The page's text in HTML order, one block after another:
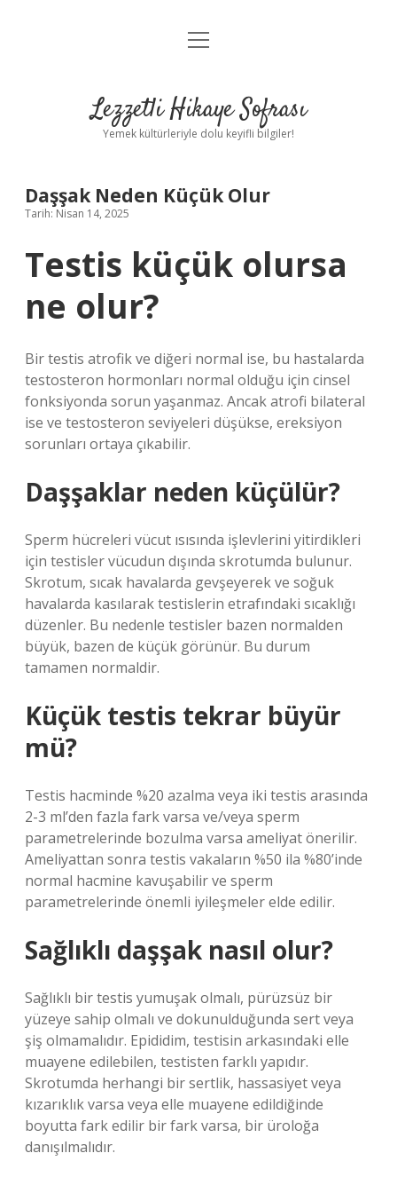
Anasayfa
Yasal Uyarı
menüyü
Lezzetli Hikaye Sofrası
Yemek kültürleriyle dolu keyifli bilgiler!
Daşşak Neden Küçük Olur
Tarih: Nisan 14, 2025
Testis küçük olursa
ne olur?
Bir testis atrofik ve diğeri normal ise, bu hastalarda
testosteron hormonları normal olduğu için cinsel
fonksiyonda sorun yaşanmaz. Ancak atrofi bilateral
ise ve testosteron seviyeleri düşükse, ereksiyon
sorunları ortaya çıkabilir.
Daşşaklar neden küçülür?
Sperm hücreleri vücut ısısında işlevlerini yitirdikleri
için testisler vücudun dışında skrotumda bulunur.
Skrotum, sıcak havalarda gevşeyerek ve soğuk
havalarda kasılarak testislerin etrafındaki sıcaklığı
düzenler. Bu nedenle testisler bazen normalden
büyük, bazen de küçük görünür. Bu durum
tamamen normaldir.
Küçük testis tekrar büyür
mü?
Testis hacminde %20 azalma veya iki testis arasında
2-3 ml’den fazla fark varsa ve/veya sperm
parametrelerinde bozulma varsa ameliyat önerilir.
Ameliyattan sonra testis vakaların %50 ila %80’inde
normal hacmine kavuşabilir ve sperm
parametrelerinde önemli iyileşmeler elde edilir.
Sağlıklı daşşak nasıl olur?
Sağlıklı bir testis yumuşak olmalı, pürüzsüz bir
yüzeye sahip olmalı ve dokunulduğunda sert veya
şiş olmamalıdır. Epididim, testisin arkasındaki elle
muayene edilebilen, testisten farklı yapıdır.
Skrotumda herhangi bir sertlik, hassasiyet veya
kızarıklık varsa veya elle muayene edildiğinde
boyutta fark edilir bir fark varsa, bir üroloğa
danışılmalıdır.